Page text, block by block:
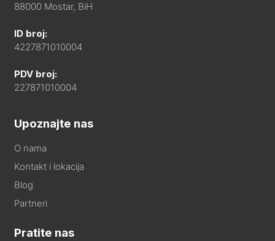
88000 Mostar, BiH
ID broj:
4227871010004
PDV broj:
227871010004
Upoznajte nas
O nama
Kontakt i lokacija
Blog
Partneri
Pratite nas